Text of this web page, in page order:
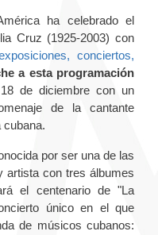
ha celebrado el
Cruz (1925-2003) con
conciertos,
a esta programación
de diciembre con un
de la cantante
cubana.
por ser una de las
artista con tres álbumes
el centenario de "La
único en el que
de músicos cubanos: